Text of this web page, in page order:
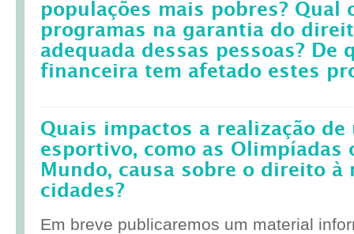
populações mais pobres? Qual
programas na garantia do
adequada dessas pessoas? De
financeira tem afetado estes
Quais impactos a realização de
esportivo, como as Olimpíadas
Mundo, causa sobre o direito à
cidades?
Em breve publicaremos um material